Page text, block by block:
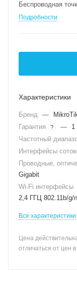
Беспроводная
Подробности
Характеристики
Бренд —
Гарантия
? —
1
Частотный
Интерфейсы
Проводные,
Gigabit
Wi-Fi интерфейсы
2,4 ГГЦ 802.11b/g/
Все характеристики
Цена
отличаться от цен